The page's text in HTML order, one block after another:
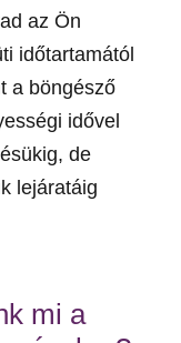
az Ön
időtartamától
a böngésző
idővel
de
lejáratáig
mi a